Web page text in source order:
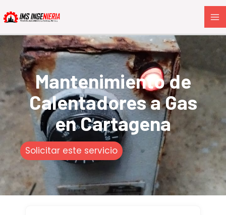
al
contenido
Mantenimiento de
Calentadores a Gas
en Cartagena
Solicitar este servicio